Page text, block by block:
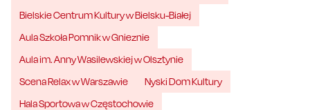
Bielskie Centrum Kultury w Bielsku-Białej
Aula Szkoła Pomnik w Gnieznie
Aula im. Anny Wasilewskiej w Olsztynie
Scena Relax w Warszawie
Nyski Dom Kultury
Hala Sportowa w Częstochowie